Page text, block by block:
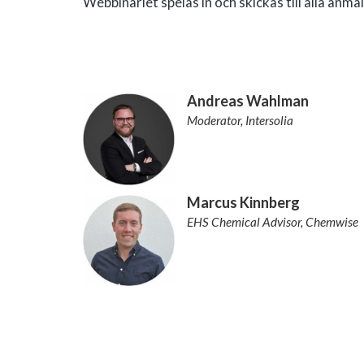
Andreas Wahlman
Moderator, Intersolia
Marcus Kinnberg
EHS Chemical Advisor, Chemwise